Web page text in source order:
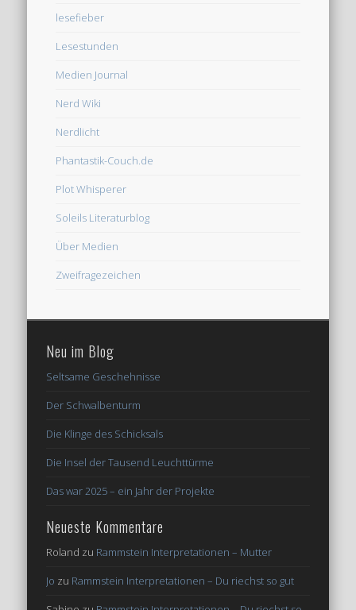
lesefieber
Lesestunden
Medien Journal
Nerd Wiki
Nerdlicht
Phantastik-Couch.de
Plot Whisperer
Soleils Literaturblog
Über Medien
Zweifragezeichen
Neu im Blog
Seltsame Geschehnisse
Der Schwalbenturm
Die Klinge des Schicksals
Die Insel der Tausend Leuchttürme
Das war 2025 – ein Jahr der Projekte
Neueste Kommentare
Roland zu Rammstein Interpretationen – Mutter
Jo zu Rammstein Interpretationen – Du riechst so gut